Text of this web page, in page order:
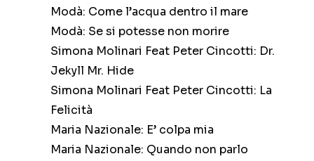
Modà: Come l’acqua dentro il mare
Modà: Se si potesse non morire
Simona Molinari Feat Peter Cincotti: Dr.
Jekyll Mr. Hide
Simona Molinari Feat Peter Cincotti: La
Felicità
Maria Nazionale: E’ colpa mia
Maria Nazionale: Quando non parlo